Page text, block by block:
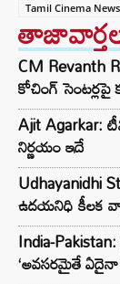
Tamil Cinema
CM Revanth
కోచింగ్
Ajit Agarkar:
నిర్ణయం ఇదే
Udhayanidhi
ఉదయనిధి కీలక
India-
‘అవసరమైతే ఏదైనా